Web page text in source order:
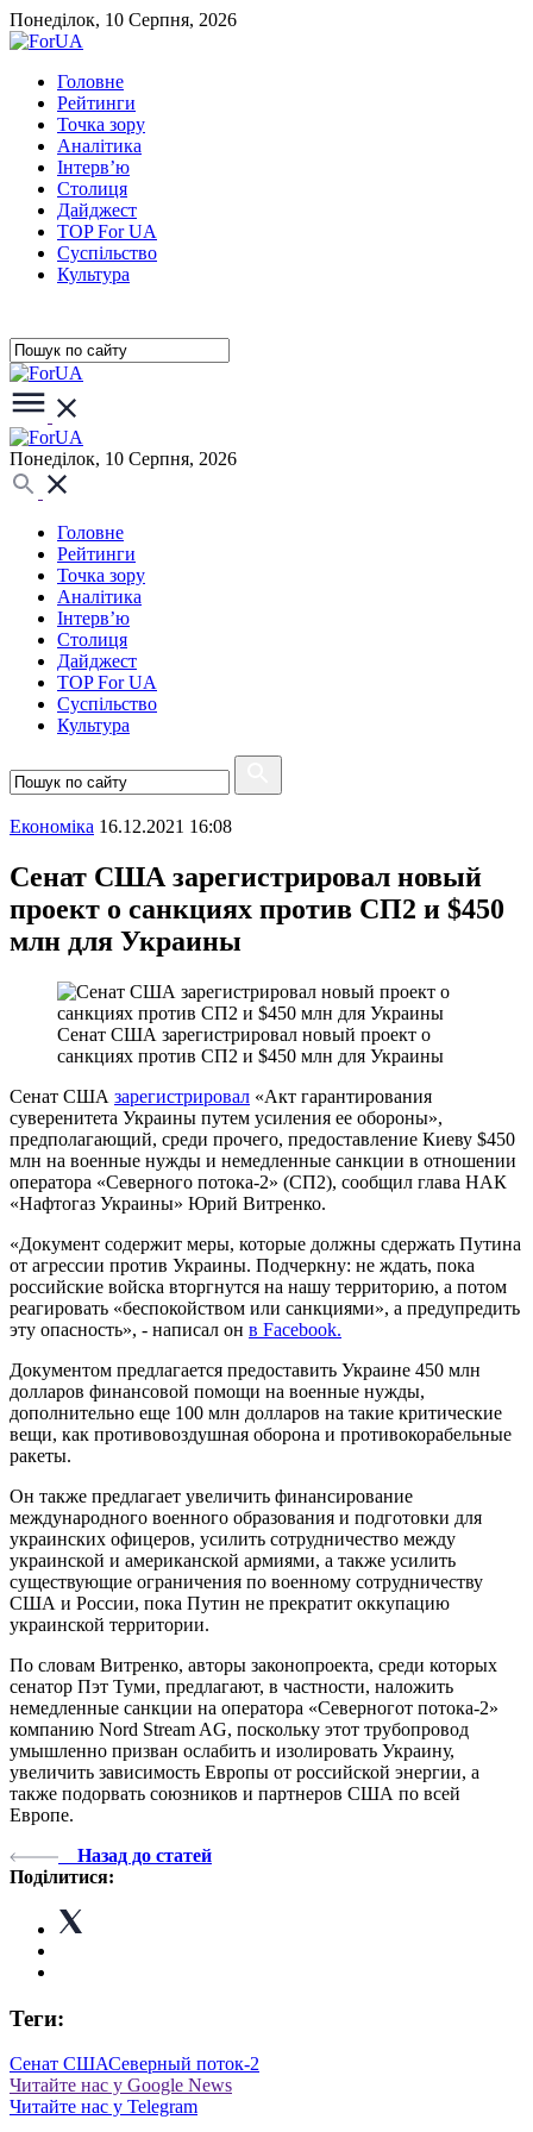
Понеділок, 10 Серпня, 2026
Головне
Рейтинги
Точка зору
Аналітика
Інтерв’ю
Столиця
Дайджест
TOP For UA
Суспiльство
Культура
Понеділок, 10 Серпня, 2026
Головне
Рейтинги
Точка зору
Аналітика
Інтерв’ю
Столиця
Дайджест
TOP For UA
Суспiльство
Культура
Економіка 16.12.2021 16:08
Сенат США зарегистрировал новый
проект о санкциях против СП2 и $450
млн для Украины
Сенат США зарегистрировал новый проект о
санкциях против СП2 и $450 млн для Украины
Сенат США зарегистрировал «Акт гарантирования
суверенитета Украины путем усиления ее обороны»,
предполагающий, среди прочего, предоставление Киеву $450
млн на военные нужды и немедленные санкции в отношении
оператора «Северного потока-2» (СП2), сообщил глава НАК
«Нафтогаз Украины» Юрий Витренко.
«Документ содержит меры, которые должны сдержать Путина
от агрессии против Украины. Подчеркну: не ждать, пока
российские войска вторгнутся на нашу территорию, а потом
реагировать «беспокойством или санкциями», а предупредить
эту опасность», - написал он в Facebook.
Документом предлагается предоставить Украине 450 млн
долларов финансовой помощи на военные нужды,
дополнительно еще 100 млн долларов на такие критические
вещи, как противовоздушная оборона и противокорабельные
ракеты.
Он также предлагает увеличить финансирование
международного военного образования и подготовки для
украинских офицеров, усилить сотрудничество между
украинской и американской армиями, а также усилить
существующие ограничения по военному сотрудничеству
США и России, пока Путин не прекратит оккупацию
украинской территории.
По словам Витренко, авторы законопроекта, среди которых
сенатор Пэт Туми, предлагают, в частности, наложить
немедленные санкции на оператора «Северногот потока-2»
компанию Nord Stream AG, поскольку этот трубопровод
умышленно призван ослабить и изолировать Украину,
увеличить зависимость Европы от российской энергии, а
также подорвать союзников и партнеров США по всей
Европе.
Назад до статей
Поділитися:
Теги:
Сенат СШАСеверный поток-2
Читайте нас у Google News
Читайте нас у Telegram